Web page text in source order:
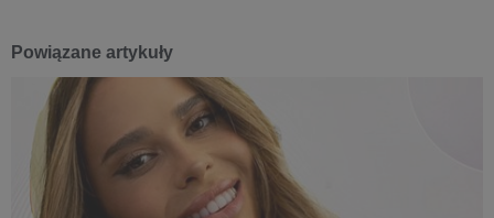
Powiązane artykuły